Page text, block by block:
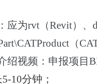
应为rvt（Revit）、
（
绍视频：申报项目
5-10分钟；